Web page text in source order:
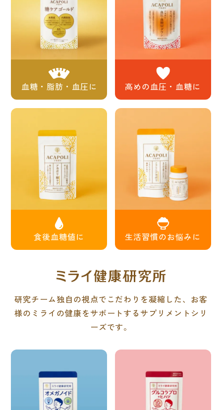
へのアクセス、個⼈情報等の⼊⼒は絶対に行わない
ようご注意ください。
万が⼀メッセージが届いた場合には、DM元のなりす
ましアカウントをブロックしていただき、届いたサ
ようお願いいたします。
モンドセレクション金賞受賞しました
『アカポリ糖ケアゴールド』『アカポリ血圧・血糖
Wダウン』『オメガノイド』の3商品について、モン
ドセレクション金賞受賞しました。
2025.9.1
『アカポリ糖ケアゴールド』発売開始しました
2024.12.19
当社を名乗る不審ななりすましメールについて
血糖・脂肪・血圧に 高めの血圧・血糖に
食後血糖値に 生活習慣のお悩みに
研究チーム独自の視点でこだわりを凝縮した、お客
様のミライの健康をサポートするサプリメントシリ
ーズです。